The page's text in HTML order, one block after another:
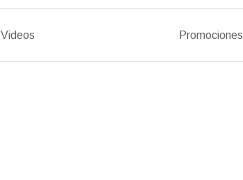
Videos Promociones